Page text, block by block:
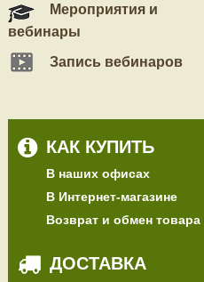
Мероприятия и
вебинары
Запись вебинаров
КАК КУПИТЬ
В наших офисах
В Интернет-магазине
Возврат и обмен товара
ДОСТАВКА